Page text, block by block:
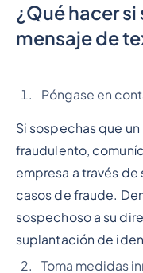
¿Qué hacer
mensaje de
Póngase en
Si sospechas que
fraudulento,
empresa a través
casos de fraude.
sospechoso a su
suplantación de
Toma medidas